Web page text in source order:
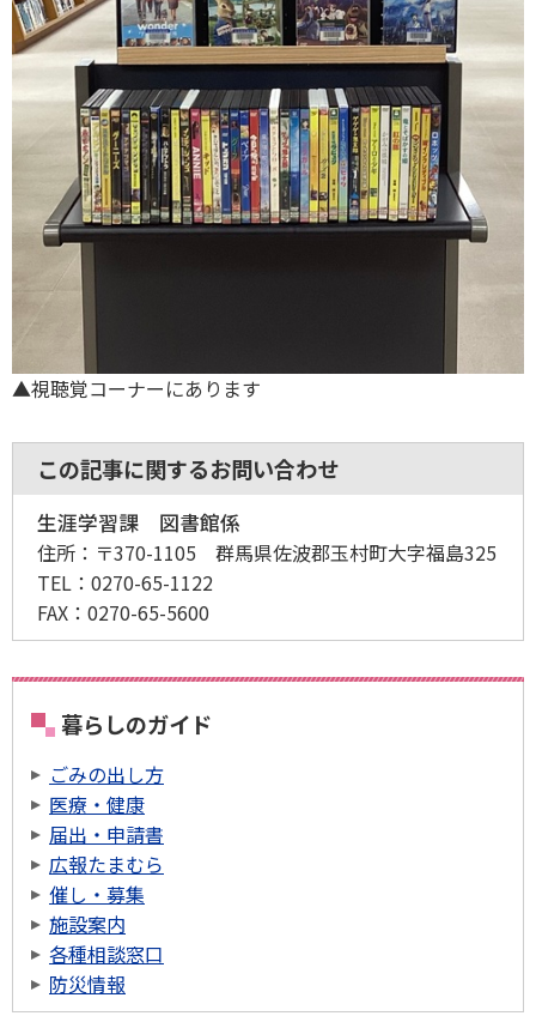
▲視聴覚コーナーにあります
この記事に関するお問い合わせ
生涯学習課 図書館係
住所： 〒370-1105 群馬県佐波郡玉村町大字福島325
TEL： 0270-65-1122
FAX： 0270-65-5600
暮らしのガイド
ごみの出し方
医療・健康
届出・申請書
広報たまむら
催し・募集
施設案内
各種相談窓口
防災情報